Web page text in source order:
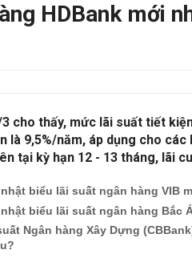
HDBank mới
cho thấy, mức lãi suất tiết
là 9,5%/năm, áp dụng cho
tại kỳ hạn 12 - 13 tháng, lãi
biểu lãi suất ngân hàng VIB
biểu lãi suất ngân hàng Bắc
Ngân hàng Xây Dựng